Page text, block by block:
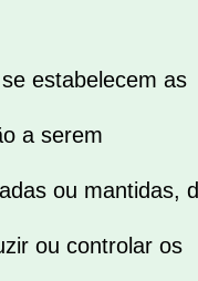
estabelecem as
a serem
ou mantidas,
ou controlar os